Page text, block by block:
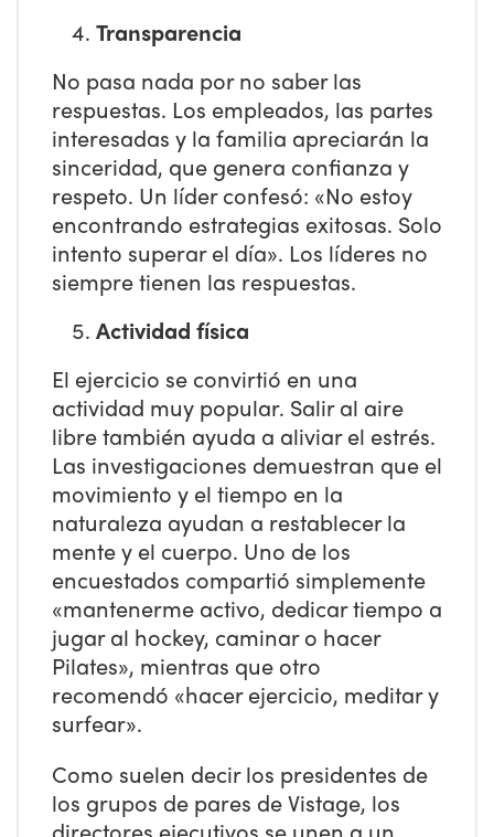
Transparencia
No pasa nada por no saber las
respuestas. Los empleados, las partes
interesadas y la familia apreciarán la
sinceridad, que genera confianza y
respeto. Un líder confesó: «No estoy
encontrando estrategias exitosas. Solo
intento superar el día». Los líderes no
siempre tienen las respuestas.
Actividad física
El ejercicio se convirtió en una
actividad muy popular. Salir al aire
libre también ayuda a aliviar el estrés.
Las investigaciones demuestran que el
movimiento y el tiempo en la
naturaleza ayudan a restablecer la
mente y el cuerpo. Uno de los
encuestados compartió simplemente
«mantenerme activo, dedicar tiempo a
jugar al hockey, caminar o hacer
Pilates», mientras que otro
recomendó «hacer ejercicio, meditar y
surfear».
Como suelen decir los presidentes de
los grupos de pares de Vistage, los